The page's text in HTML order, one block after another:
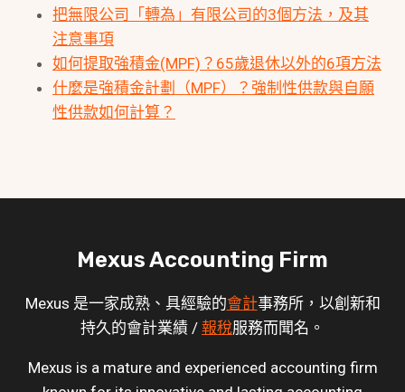
把無限公司「轉為」有限公司的3個方法，及其
注意事項
如何提取強積金(MPF)？65歲退休以外的6項方法
什麼是強積金計劃（MPF）？強制性供款與自願
性供款如何計算？
Mexus Accounting Firm
Mexus 是一家成熟、具經驗的會計事務所，以創新和
持久的會計業績 / 報稅服務而聞名。
Mexus is a mature and experienced accounting firm